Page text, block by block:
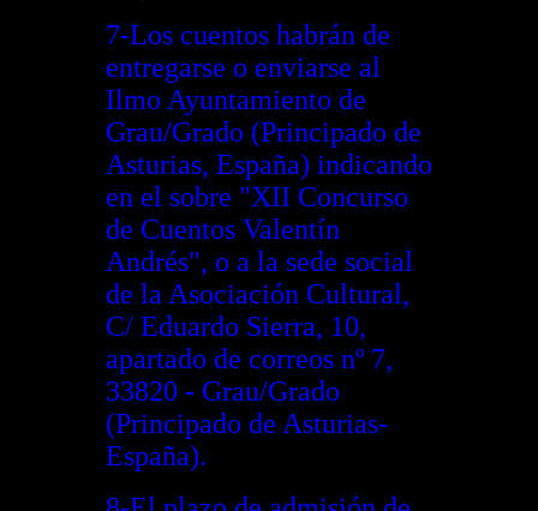
7-Los cuentos habrán de
entregarse o enviarse al
Ilmo Ayuntamiento de
Grau/Grado (Principado de
Asturias, España) indicando
en el sobre "XII Concurso
de Cuentos Valentín
Andrés", o a la sede social
de la Asociación Cultural,
C/ Eduardo Sierra, 10,
apartado de correos nº 7,
33820 - Grau/Grado
(Principado de Asturias-
España).